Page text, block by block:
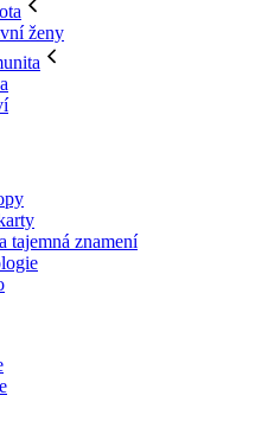
ženy
tajemná znamení